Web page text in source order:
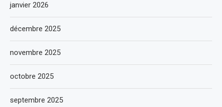
janvier 2026
décembre 2025
novembre 2025
octobre 2025
septembre 2025